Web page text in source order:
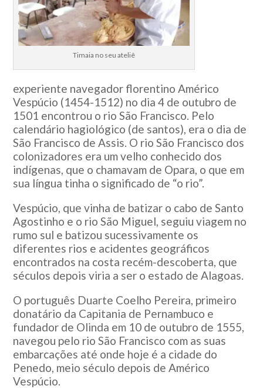
Timaia no seu ateliê
experiente navegador florentino Américo
Vespúcio (1454-1512) no dia 4 de outubro de
1501 encontrou o rio São Francisco. Pelo
calendário hagiológico (de santos), era o dia de
São Francisco de Assis. O rio São Francisco dos
colonizadores era um velho conhecido dos
indígenas, que o chamavam de Opara, o que em
sua língua tinha o significado de “o rio”.
Vespúcio, que vinha de batizar o cabo de Santo
Agostinho e o rio São Miguel, seguiu viagem no
rumo sul e batizou sucessivamente os
diferentes rios e acidentes geográficos
encontrados na costa recém-descoberta, que
séculos depois viria a ser o estado de Alagoas.
O português Duarte Coelho Pereira, primeiro
donatário da Capitania de Pernambuco e
fundador de Olinda em 10 de outubro de 1555,
navegou pelo rio São Francisco com as suas
embarcações até onde hoje é a cidade do
Penedo, meio século depois de Américo
Vespúcio.